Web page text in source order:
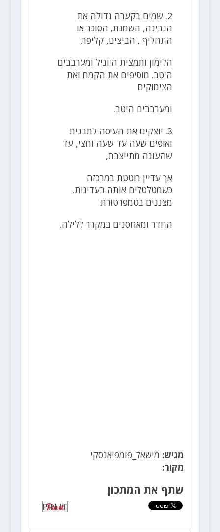
2. שמים בקערה גדולה את
הגבינה, השמנת, הסוכר או
התחליף , הביצים, קליפת
הלימון ותמצית הווניל ומערבבים
היטב. מוסיפים את הקמח ואת
הצימוקים
ומערבבים היטב.
3. יוצקים את העיסה לתבנית
ואופים שעה עד שעה וחצי, עד
שהעוגה מתייצבת,
אך עדיין רוטטת במרכזה
כשמטלטלים אותה בעדינות.
מצננים בטמפרטורת
החדר ומאחסנים במקרר ללילה.
מגיש: מישאל_פומפיאנסקי
מקור:
שתף את המתכון
PIN IT